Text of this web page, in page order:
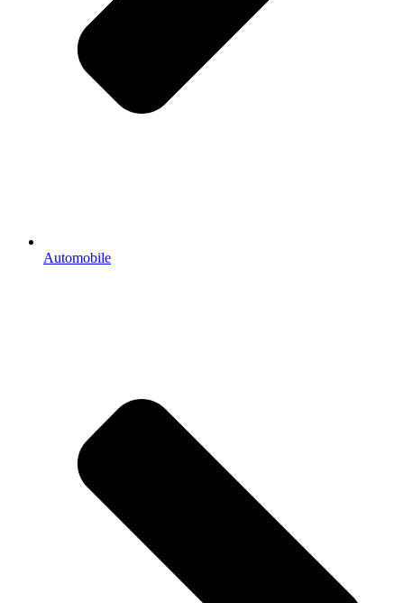
Automobile